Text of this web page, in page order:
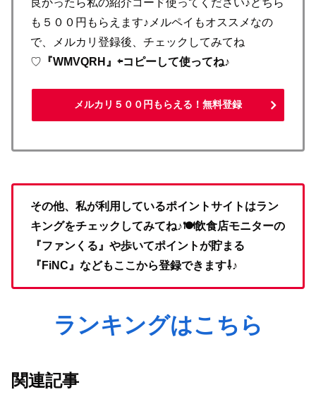
も５００円もらえます♪メルペイもオススメなの
で、メルカリ登録後、チェックしてみてね
♡ 『WMVQRH』⇦コピーして使ってね♪
メルカリ５００円もらえる！無料登録
その他、私が利用しているポイントサイトはラン
キングをチェックしてみてね♪🍽飲食店モニターの
『ファンくる』や歩いてポイントが貯まる
『FiNC』などもここから登録できます⇩♪
ランキングはこちら
関連記事